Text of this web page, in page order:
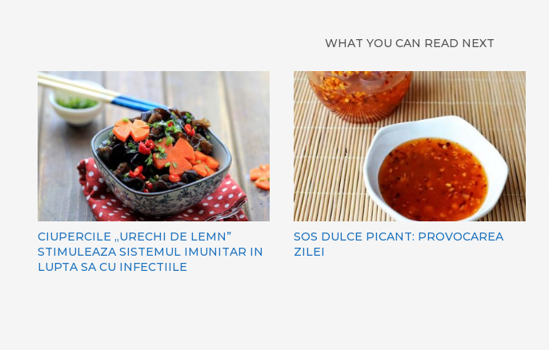
WHAT YOU CAN READ NEXT
CIUPERCILE „URECHI DE LEMN”
STIMULEAZA SISTEMUL IMUNITAR IN
LUPTA SA CU INFECTIILE
SOS DULCE PICANT: PROVOCAREA
ZILEI